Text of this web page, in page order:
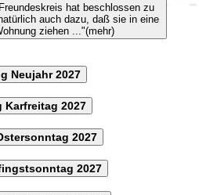
hat beschlossen zu
ziehen ..."(mehr)
Neujahr 2027
Karfreitag 2027
2027
2027